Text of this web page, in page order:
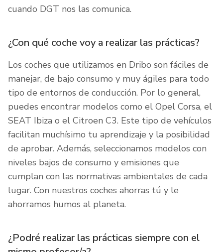
cuando DGT nos las comunica.
¿Con qué coche voy a realizar las prácticas?
Los coches que utilizamos en Dribo son fáciles de
manejar, de bajo consumo y muy ágiles para todo
tipo de entornos de conducción. Por lo general,
puedes encontrar modelos como el Opel Corsa, el
SEAT Ibiza o el Citroen C3. Este tipo de vehículos
facilitan muchísimo tu aprendizaje y la posibilidad
de aprobar. Además, seleccionamos modelos con
niveles bajos de consumo y emisiones que
cumplan con las normativas ambientales de cada
lugar. Con nuestros coches ahorras tú y le
ahorramos humos al planeta.
¿Podré realizar las prácticas siempre con el